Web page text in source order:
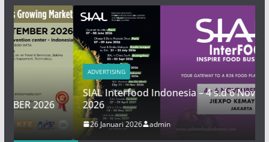
SIAL Interfood Indonesia – 4 s.d 6 November
2026
26 Januari 2026 admin